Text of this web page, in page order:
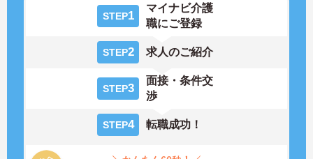
STEP1
マイナビ介護
職にご登録
STEP2 求人のご紹介
STEP3
面接・条件交
渉
STEP4 転職成功！